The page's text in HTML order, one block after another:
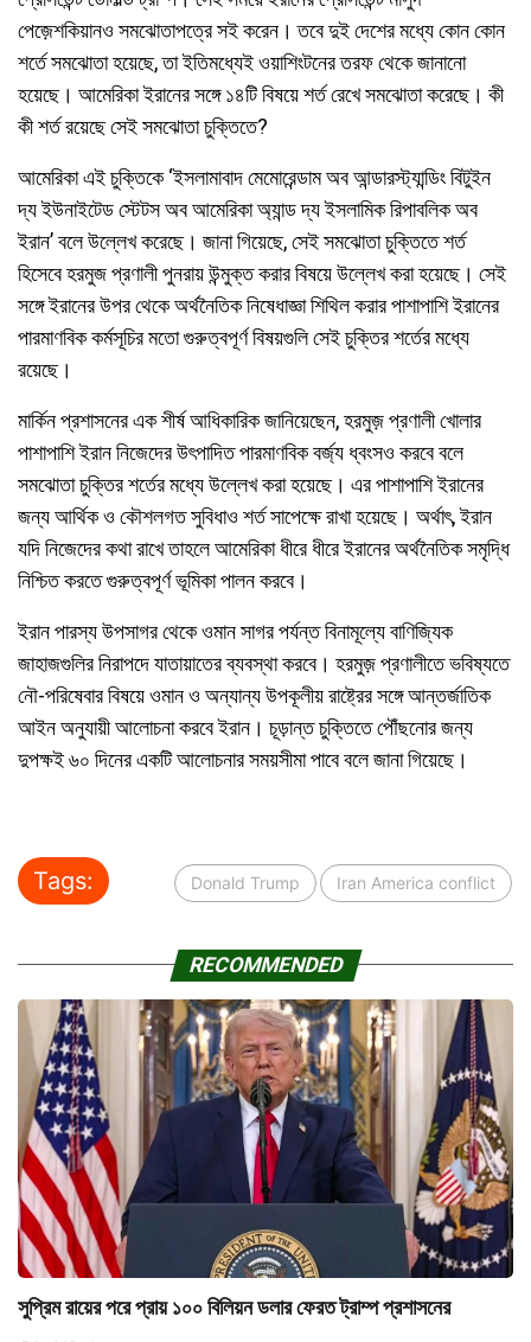
পেজ়েশকিয়ানও সমঝোতাপত্রে সই করেন। তবে দুই দেশের মধ্যে কোন কোন
শর্তে সমঝোতা হয়েছে, তা ইতিমধ্যেই ওয়াশিংটনের তরফ থেকে জানানো
হয়েছে। আমেরিকা ইরানের সঙ্গে ১৪টি বিষয়ে শর্ত রেখে সমঝোতা করেছে। কী
কী শর্ত রয়েছে সেই সমঝোতা চুক্তিতে?
আমেরিকা এই চুক্তিকে ‘ইসলামাবাদ মেমোরেন্ডাম অব আন্ডারস্ট্যান্ডিং বিটুইন
দ্য ইউনাইটেড স্টেটস অব আমেরিকা অ্যান্ড দ্য ইসলামিক রিপাবলিক অব
ইরান’ বলে উল্লেখ করেছে। জানা গিয়েছে, সেই সমঝোতা চুক্তিতে শর্ত
হিসেবে হরমুজ প্রণালী পুনরায় উন্মুক্ত করার বিষয়ে উল্লেখ করা হয়েছে। সেই
সঙ্গে ইরানের উপর থেকে অর্থনৈতিক নিষেধাজ্ঞা শিথিল করার পাশাপাশি ইরানের
পারমাণবিক কর্মসূচির মতো গুরুত্বপূর্ণ বিষয়গুলি সেই চুক্তির শর্তের মধ্যে
রয়েছে।
মার্কিন প্রশাসনের এক শীর্ষ আধিকারিক জানিয়েছেন, হরমুজ় প্রণালী খোলার
পাশাপাশি ইরান নিজেদের উৎপাদিত পারমাণবিক বর্জ্য ধ্বংসও করবে বলে
সমঝোতা চুক্তির শর্তের মধ্যে উল্লেখ করা হয়েছে। এর পাশাপাশি ইরানের
জন্য আর্থিক ও কৌশলগত সুবিধাও শর্ত সাপেক্ষে রাখা হয়েছে। অর্থাৎ, ইরান
যদি নিজেদের কথা রাখে তাহলে আমেরিকা ধীরে ধীরে ইরানের অর্থনৈতিক সমৃদ্ধি
নিশ্চিত করতে গুরুত্বপূর্ণ ভূমিকা পালন করবে।
ইরান পারস্য উপসাগর থেকে ওমান সাগর পর্যন্ত বিনামূল্যে বাণিজ্যিক
জাহাজগুলির নিরাপদে যাতায়াতের ব্যবস্থা করবে। হরমুজ় প্রণালীতে ভবিষ্যতে
নৌ-পরিষেবার বিষয়ে ওমান ও অন্যান্য উপকূলীয় রাষ্ট্রের সঙ্গে আন্তর্জাতিক
আইন অনুযায়ী আলোচনা করবে ইরান। চূড়ান্ত চুক্তিতে পৌঁছনোর জন্য
দুপক্ষই ৬০ দিনের একটি আলোচনার সময়সীমা পাবে বলে জানা গিয়েছে।
Tags: Donald Trump Iran America conflict
RECOMMENDED
সুপ্রিম রায়ের পরে প্রায় ১০০ বিলিয়ন ডলার ফেরত ট্রাম্প প্রশাসনের